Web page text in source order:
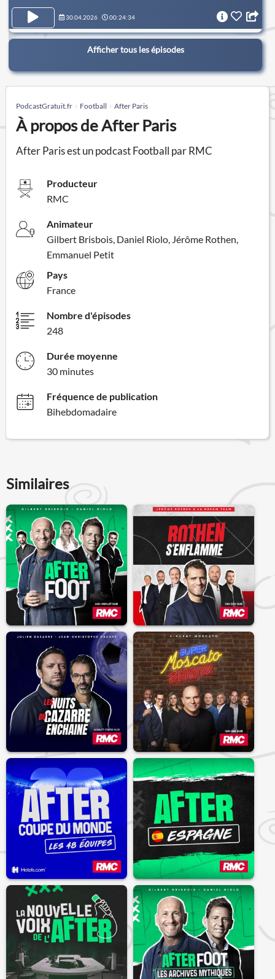
30.04.2026 00:24:34
Afficher tous les épisodes
PodcastGratuit.fr Football After Paris
À propos de After Paris
After Paris est un podcast Football par RMC
Producteur
RMC
Animateur
Gilbert Brisbois, Daniel Riolo, Jérôme Rothen,
Emmanuel Petit
Pays
France
Nombre d'épisodes
248
Durée moyenne
30 minutes
Fréquence de publication
Bihebdomadaire
Similaires